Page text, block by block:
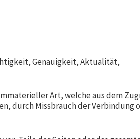
Genauigkeit, Aktualität,
Art, welche aus dem
durch Missbrauch der Verbindung